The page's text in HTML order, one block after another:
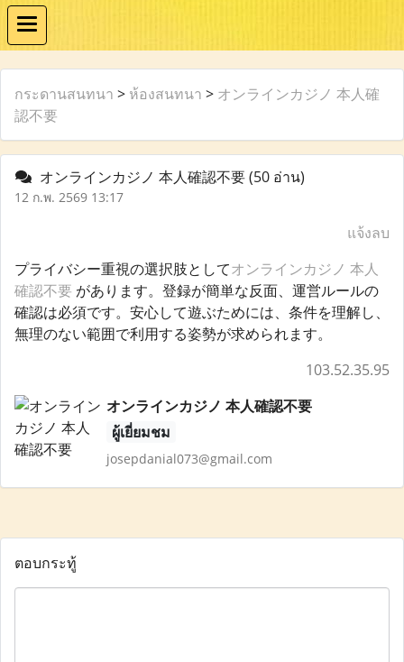
กระดานสนทนา > ห้องสนทนา > オンラインカジノ 本人確
認不要
オンラインカジノ 本人確認不要(50 อ่าน)
12 ก.พ. 2569 13:17
แจ้งลบ
プライバシー重視の選択肢としてオンラインカジノ 本人
確認不要 があります。登録が簡単な反面、運営ルールの
確認は必須です。安心して遊ぶためには、条件を理解し、
無理のない範囲で利用する姿勢が求められます。
103.52.35.95
オンラインカジノ 本人確認不要
ผู้เยี่ยมชม
josepdanial073@gmail.com
ตอบกระทู้